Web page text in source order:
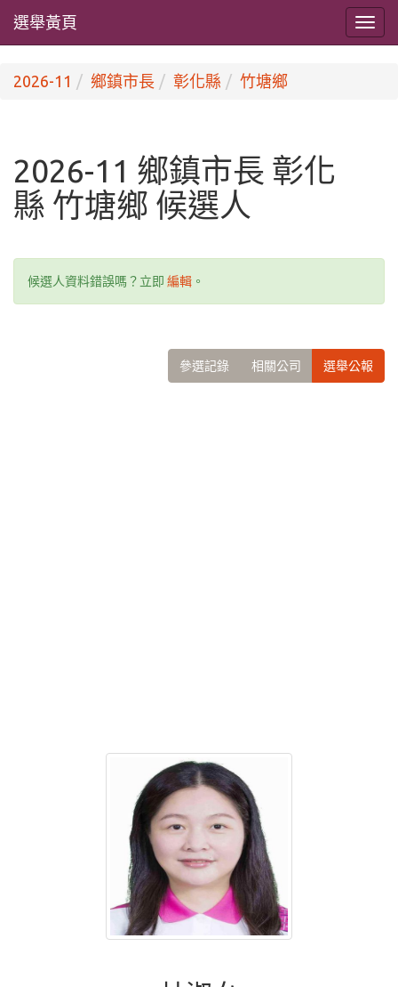
選舉黃頁
2026-11 鄉鎮市長 彰化縣 竹塘鄉
2026-11 鄉鎮市長 彰化
縣 竹塘鄉 候選人
候選人資料錯誤嗎？立即 編輯 。
參選記錄 相關公司 選舉公報